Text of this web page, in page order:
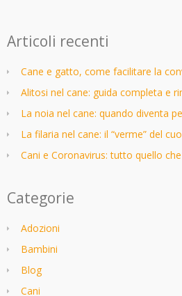
Articoli recenti
Cane e gatto, come facilitare la
Alitosi nel cane: guida completa e
La noia nel cane: quando diventa
La filaria nel cane: il “verme” del
Cani e Coronavirus: tutto quello che
Categorie
Adozioni
Bambini
Blog
Cani